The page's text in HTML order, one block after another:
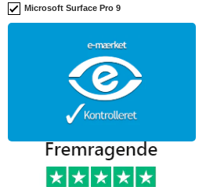
Microsoft Surface Pro 9